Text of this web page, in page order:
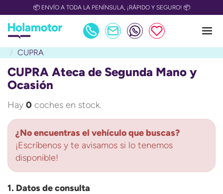
📦 ENVÍO A TODA LA PENÍNSULA, ¡RÁPIDO Y SEGURO! 📦
CUPRA
CUPRA Ateca de Segunda Mano y
Ocasión
Hay 0 coches en stock.
¿No encuentras el vehículo que buscas?
¡Escríbenos y te avisamos si lo tenemos
disponible!
1. Datos de consulta